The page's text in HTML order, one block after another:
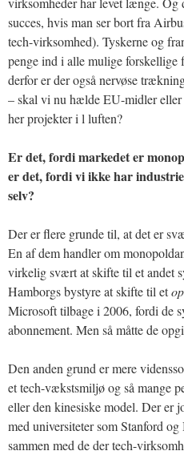
succes, hvis man ser bort fra
tech-virksomhed). Tyskerne og
penge ind i alle mulige forskellige
derfor er der også nervøse
– skal vi nu hælde EU-midler eller
her projekter i l luften?
Er det, fordi markedet er
er det, fordi vi ikke har
selv?
Der er flere grunde til, at det er
En af dem handler om
virkelig svært at skifte til et andet
Hamborgs bystyre at skifte til et
Microsoft tilbage i 2006, fordi de
abonnement. Men så måtte de
Den anden grund er mere
et tech-vækstsmiljø og så mange
eller den kinesiske model. Der er
med universiteter som Stanford
sammen med de der tech-